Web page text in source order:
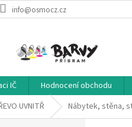
info@osmocz.cz
IČ Hodnocení obchodu
UVNITŘ Nábytek, stěna,